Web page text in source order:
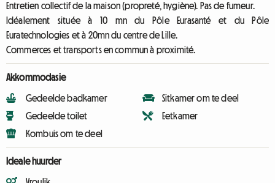
Entretien collectif de la maison (propreté, hygiène). Pas de fumeur.
Idéalement située à 10 mn du Pôle Eurasanté et du Pôle
Euratechnologies et à 20mn du centre de Lille.
Commerces et transports en commun à proximité.
Akkommodasie
Gedeelde badkamer
Gedeelde toilet
Kombuis om te deel
Sitkamer om te deel
Eetkamer
Ideale huurder